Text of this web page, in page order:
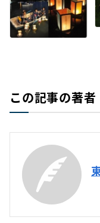
この記事の著者